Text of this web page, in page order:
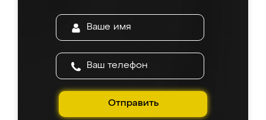
Отправить